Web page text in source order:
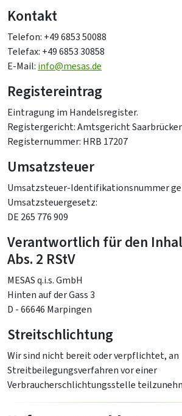
Kontakt
Telefon: +49 6853 50088
Telefax: +49 6853 30858
E-Mail: info@mesas.de
Registereintrag
Eintragung im Handelsregister.
Registergericht: Amtsgericht
Registernummer: HRB 17207
Umsatzsteuer
Umsatzsteuer-Identifikationsnummer
Umsatzsteuergesetz:
DE 265 776 909
Verantwortlich für den
Abs. 2 RStV
MESAS q.i.s. GmbH
Hinten auf der Gass 3
D - 66646 Marpingen
Streitschlichtung
Wir sind nicht bereit oder verpflichtet, an
Streitbeilegungsverfahren vor einer
Verbraucherschlichtungsstelle